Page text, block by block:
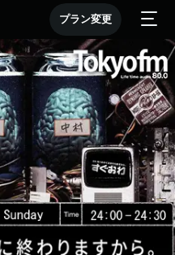
プラン変更